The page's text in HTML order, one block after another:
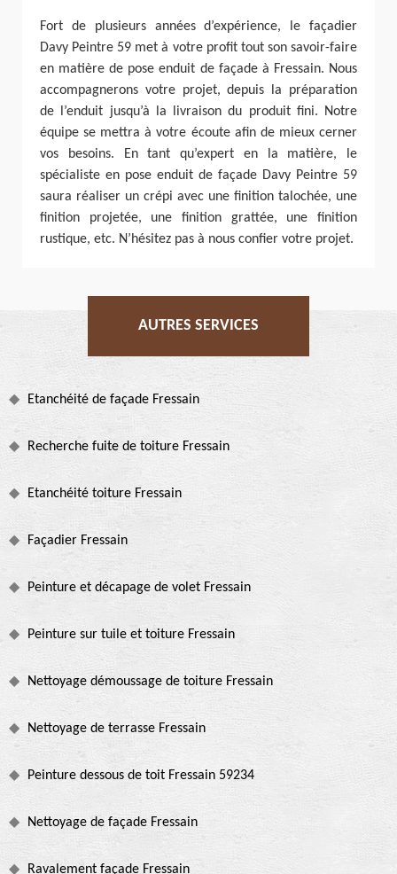
Fort de plusieurs années d’expérience, le façadier
Davy Peintre 59 met à votre profit tout son savoir-faire
en matière de pose enduit de façade à Fressain. Nous
accompagnerons votre projet, depuis la préparation
de l’enduit jusqu’à la livraison du produit fini. Notre
équipe se mettra à votre écoute afin de mieux cerner
vos besoins. En tant qu’expert en la matière, le
spécialiste en pose enduit de façade Davy Peintre 59
saura réaliser un crépi avec une finition talochée, une
finition projetée, une finition grattée, une finition
rustique, etc. N’hésitez pas à nous confier votre projet.
AUTRES SERVICES
Etanchéité de façade Fressain
Recherche fuite de toiture Fressain
Etanchéité toiture Fressain
Façadier Fressain
Peinture et décapage de volet Fressain
Peinture sur tuile et toiture Fressain
Nettoyage démoussage de toiture Fressain
Nettoyage de terrasse Fressain
Peinture dessous de toit Fressain 59234
Nettoyage de façade Fressain
Ravalement façade Fressain